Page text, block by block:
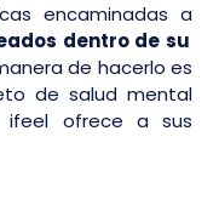
encaminadas a
dentro de su
de hacerlo es
de salud mental
ifeel ofrece a sus